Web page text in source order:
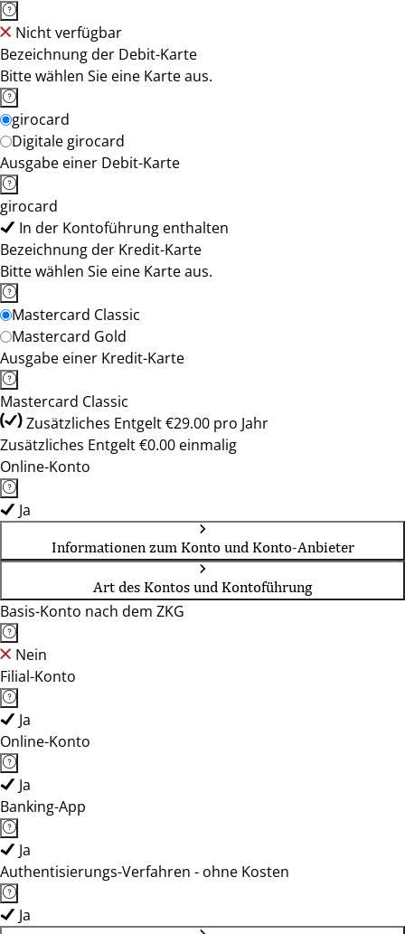
Nicht verfügbar
Bezeichnung der Debit-Karte
Bitte wählen Sie eine Karte aus.
girocard
Digitale girocard
Ausgabe einer Debit-Karte
girocard
In der Kontoführung enthalten
Bezeichnung der Kredit-Karte
Bitte wählen Sie eine Karte aus.
Mastercard Classic
Mastercard Gold
Ausgabe einer Kredit-Karte
Mastercard Classic
Zusätzliches Entgelt €29.00 pro Jahr
Zusätzliches Entgelt €0.00 einmalig
Online-Konto
Ja
Informationen zum Konto und Konto-Anbieter
Art des Kontos und Kontoführung
Basis-Konto nach dem ZKG
Nein
Filial-Konto
Ja
Online-Konto
Ja
Banking-App
Ja
Authentisierungs-Verfahren - ohne Kosten
Ja